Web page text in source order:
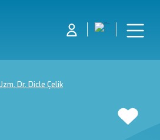
Dr. Dicle Çelik